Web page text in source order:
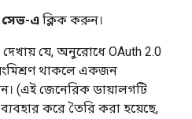
সেভ-এ ক্লিক করুন।
দেখায় যে, অনুরোধে OAuth 2.0
থাকলে একজন
(এই জেনেরিক ডায়ালগটি
করে তৈরি করা হয়েছে,